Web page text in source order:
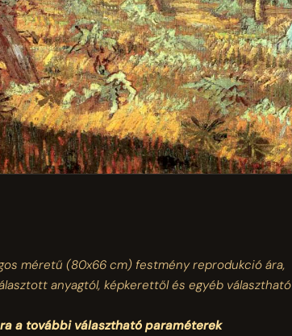
méretű(80x66 cm) festmény reprodukció ára,
anyagtól, képkerettől és egyéb választható
a további választható paraméterek